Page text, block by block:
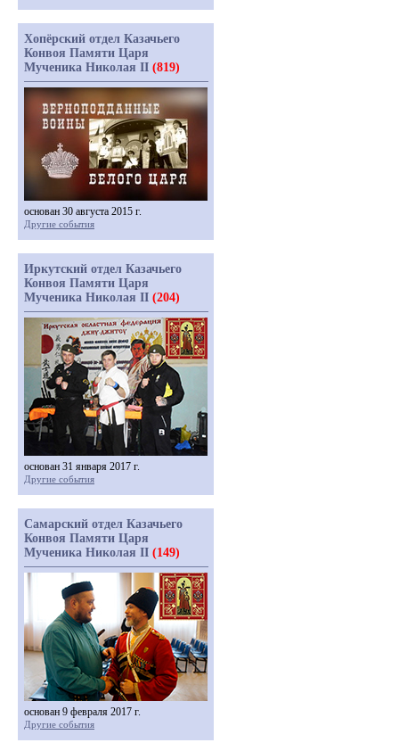
Хопёрский отдел Казачьего
Конвоя Памяти Царя
Мученика Николая II (819)
основан 30 августа 2015 г.
Другие события
Иркутский отдел Казачьего
Конвоя Памяти Царя
Мученика Николая II (204)
основан 31 января 2017 г.
Другие события
Самарский отдел Казачьего
Конвоя Памяти Царя
Мученика Николая II (149)
основан 9 февраля 2017 г.
Другие события